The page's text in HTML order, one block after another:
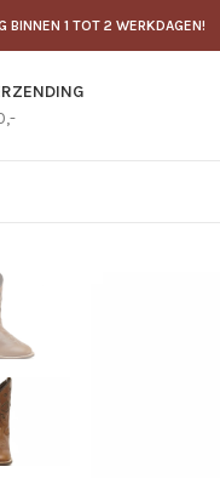
BINNEN 1 TOT 2 WERKDAGEN!